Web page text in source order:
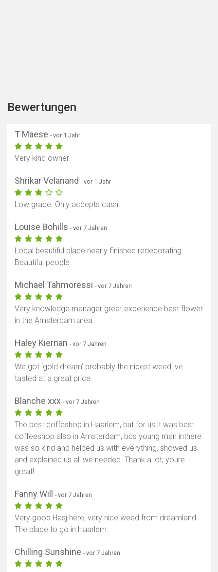
Karte anzeigen
Bewertungen
T Maese - vor 1 Jahr
Very kind owner
Shrikar Velanand - vor 1 Jahr
Low grade. Only accepts cash.
Louise Bohills - vor 7 Jahren
Local beautiful place nearly finished redecorating.
Beautiful people
Michael Tahmoressi - vor 7 Jahren
Very knowledge manager great experience best flower
in the Amsterdam area
Haley Kiernan - vor 7 Jahren
We got ‘gold dream’ probably the nicest weed ive
tasted at a great price
Blanche xxx - vor 7 Jahren
The best coffeshop in Haarlem, but for us it was best
coffeeshop also in Amsterdam, bcs young man inthere
was so kind and helped us with everything, showed us
and explained us all we needed. Thank a lot, youre
great!
Fanny Will - vor 7 Jahren
Very good Hasj here, very nice weed from dreamland.
The place to go in Haarlem.
Chilling Sunshine - vor 7 Jahren